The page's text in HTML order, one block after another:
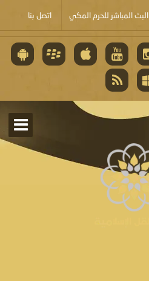
البث المباشر للحرم المكي اتصل بنا